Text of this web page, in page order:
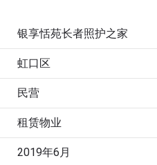
银享恬苑长者照护之家
虹口区
民营
租赁物业
2019年6月